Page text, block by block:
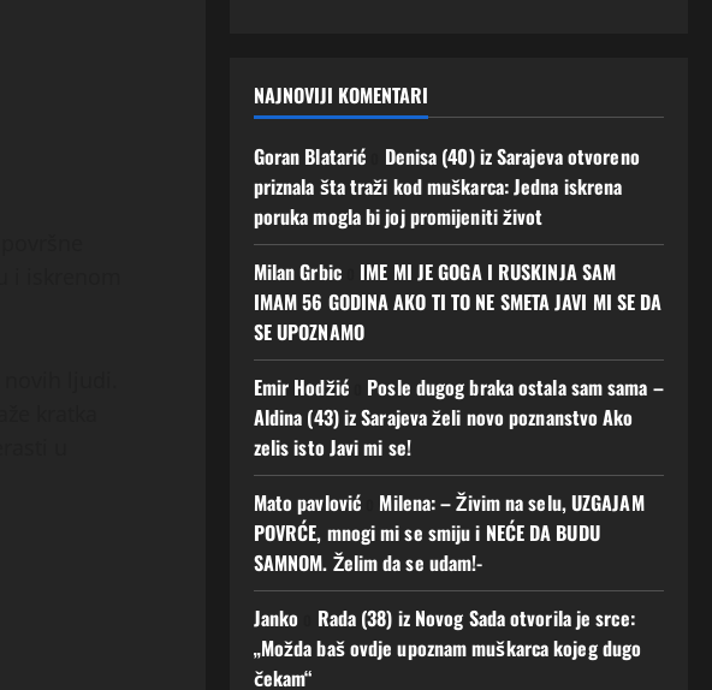
NAJNOVIJI KOMENTARI
Goran Blatarić
Denisa (40) iz Sarajeva otvoreno
priznala šta traži kod muškarca: Jedna iskrena
poruka mogla bi joj promijeniti život
Milan Grbico IME MI JE GOGA I RUSKINJA SAM
IMAM 56 GODINA AKO TI TO NE SMETA JAVI MI SE DA
SE UPOZNAMO
Emir Hodžićo Posle dugog braka ostala sam sama –
Aldina (43) iz Sarajeva želi novo poznanstvo Ako
zelis isto Javi mi se!
Mato pavlović
Milena: – Živim na selu, UZGAJAM
POVRĆE, mnogi mi se smiju i NEĆE DA BUDU
SAMNOM. Želim da se udam!-
Janko
Rada (38) iz Novog Sada otvorila je srce:
„Možda baš ovdje upoznam muškarca kojeg dugo
čekam“